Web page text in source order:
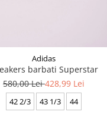
Adidas
barbati Superstar
580,00 Lei428,99 Lei
42 2/3 43 1/3 44